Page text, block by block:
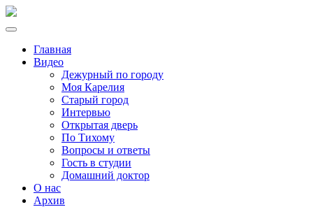
Главная
Видео
Дежурный по городу
Моя Карелия
Старый город
Интервью
Открытая дверь
По Тихому
Вопросы и ответы
Гость в студии
Домашний доктор
О нас
Архив